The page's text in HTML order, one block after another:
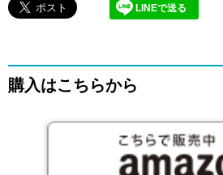
LINEで送る
購入はこちらから